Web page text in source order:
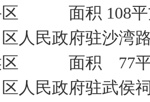
面积 108平方
区人民政府驻沙湾
面积 77平方千
区人民政府驻武侯